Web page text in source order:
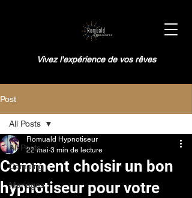
Vivez l'expérience de vos rêves
Post
All Posts
Camping
Mariages
All Posts
Comment choisir un bon
hypnotiseur pour votre
Romuald Hypnotiseur
22 mai 3 min de lecture